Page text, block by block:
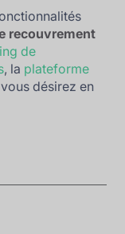
recouvrement
de
, la plateforme
désirez en